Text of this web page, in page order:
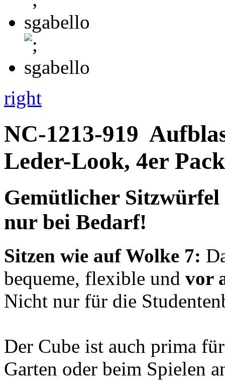
right
NC-1213-919
Leder-Look, 4er Pack
Gemütlicher
nur bei Bedarf!
Sitzen wie auf Wolke 7:
bequeme, flexible und vor
Nicht nur für die
Der Cube ist auch prima
Garten oder beim Spielen